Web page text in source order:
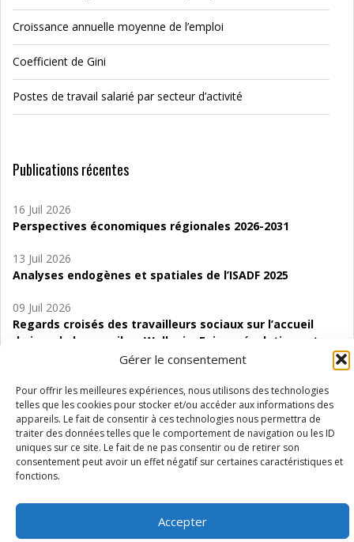
Gérer le consentement
Pour offrir les meilleures expériences, nous utilisons des technologies
telles que les cookies pour stocker et/ou accéder aux informations des
appareils. Le fait de consentir à ces technologies nous permettra de
traiter des données telles que le comportement de navigation ou les ID
uniques sur ce site. Le fait de ne pas consentir ou de retirer son
consentement peut avoir un effet négatif sur certaines caractéristiques et
fonctions.
Accepter
Croissance annuelle moyenne de l’emploi
Coefficient de Gini
Postes de travail salarié par secteur d’activité
Publications récentes
16 Juil 2026
Perspectives économiques régionales 2026-2031
13 Juil 2026
Analyses endogènes et spatiales de l’ISADF 2025
09 Juil 2026
Regards croisés des travailleurs sociaux sur l’accueil
de jour de bas seuil en Wallonie. Enjeux, évolutions et
06 Juil 2026
Étude d’évaluabilité des Structures
d’accompagnement à l’autocréation d’emploi (SAACE)
01 Juil 2026
Pénurie du personnel infirmier :quels indicateurs
Wallonie ?